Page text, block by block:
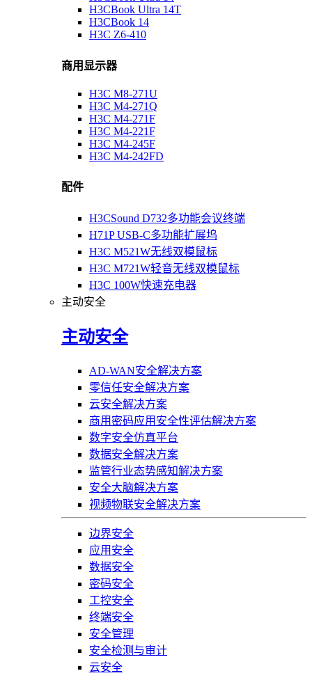
H3CBook Ultra 14T
H3CBook 14
H3C Z6-410
商用显示器
H3C M8-271U
H3C M4-271Q
H3C M4-271F
H3C M4-221F
H3C M4-245F
H3C M4-242FD
配件
H3CSound D732多功能会议终端
H71P USB-C多功能扩展坞
H3C M521W无线双模鼠标
H3C M721W轻音无线双模鼠标
H3C 100W快速充电器
主动安全
主动安全
AD-WAN安全解决方案
零信任安全解决方案
云安全解决方案
商用密码应用安全性评估解决方案
数字安全仿真平台
数据安全解决方案
监管行业态势感知解决方案
安全大脑解决方案
视频物联安全解决方案
边界安全
应用安全
数据安全
密码安全
工控安全
终端安全
安全管理
安全检测与审计
云安全